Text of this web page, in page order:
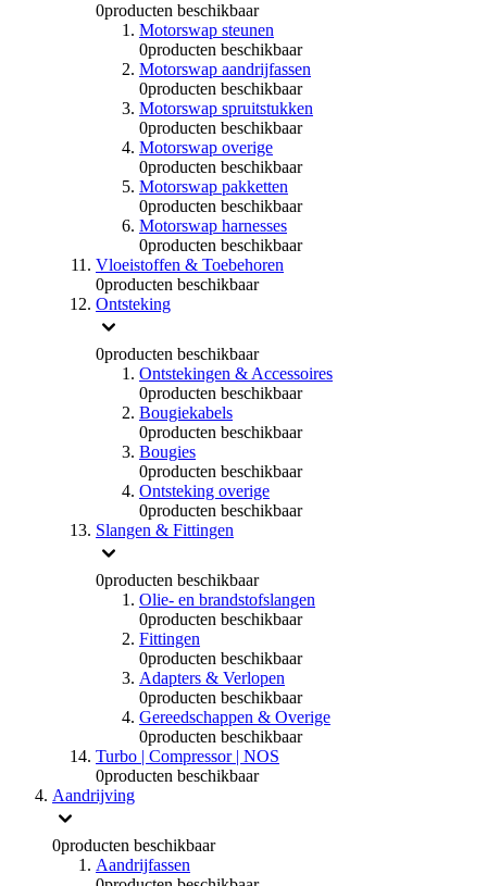
0producten beschikbaar
Motorswap steunen
0producten beschikbaar
Motorswap aandrijfassen
0producten beschikbaar
Motorswap spruitstukken
0producten beschikbaar
Motorswap overige
0producten beschikbaar
Motorswap pakketten
0producten beschikbaar
Motorswap harnesses
0producten beschikbaar
Vloeistoffen & Toebehoren
0producten beschikbaar
Ontsteking
0producten beschikbaar
Ontstekingen & Accessoires
0producten beschikbaar
Bougiekabels
0producten beschikbaar
Bougies
0producten beschikbaar
Ontsteking overige
0producten beschikbaar
Slangen & Fittingen
0producten beschikbaar
Olie- en brandstofslangen
0producten beschikbaar
Fittingen
0producten beschikbaar
Adapters & Verlopen
0producten beschikbaar
Gereedschappen & Overige
0producten beschikbaar
Turbo | Compressor | NOS
0producten beschikbaar
Aandrijving
0producten beschikbaar
Aandrijfassen